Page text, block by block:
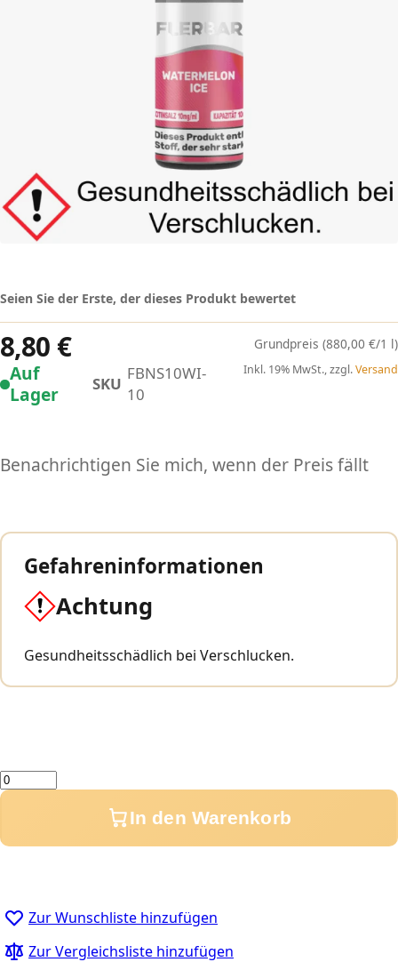
Auf
Lager
SKU
FBNS10WI-
10
Seien Sie der Erste, der dieses Produkt bewertet
8,80 € (880,00 €/1 l)
Inkl. 19% MwSt., zzgl.Versand
Benachrichtigen Sie mich, wenn der Preis fällt
Gefahreninformationen
Achtung
Gesundheitsschädlich bei Verschlucken.
Menge
In den Warenkorb
Zur Wunschliste hinzufügen
Zur Vergleichsliste hinzufügen